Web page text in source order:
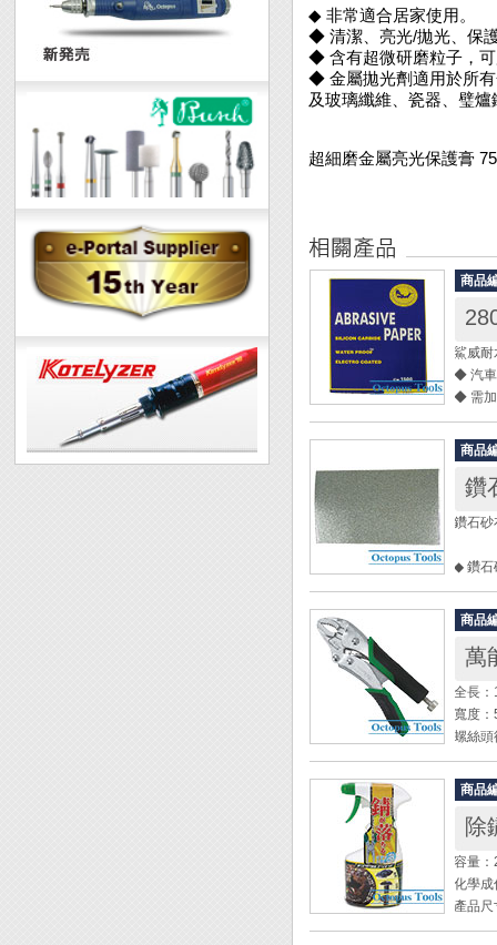
◆ 非常適合居家使用。
◆ 清潔、亮光/拋光、保
◆ 含有超微研磨粒子，
◆ 金屬拋光劑適用於所
及玻璃纖維、瓷器、璧
超細磨金屬亮光保護膏
商品
鯊威
◆ 汽車
◆ 需
◆ 每
規格
尺寸
商品
鑽
鑽石
◆ 鑽石
面。
◆ 其特
後黏
◆ 其
及防
◆ 附背
規格如
商品
萬
全長
寬度
螺絲
鉗口
重量
鉗口
本體
剪軟
◆ 結合
◆ 日本
商品
除
容量
化學
產品